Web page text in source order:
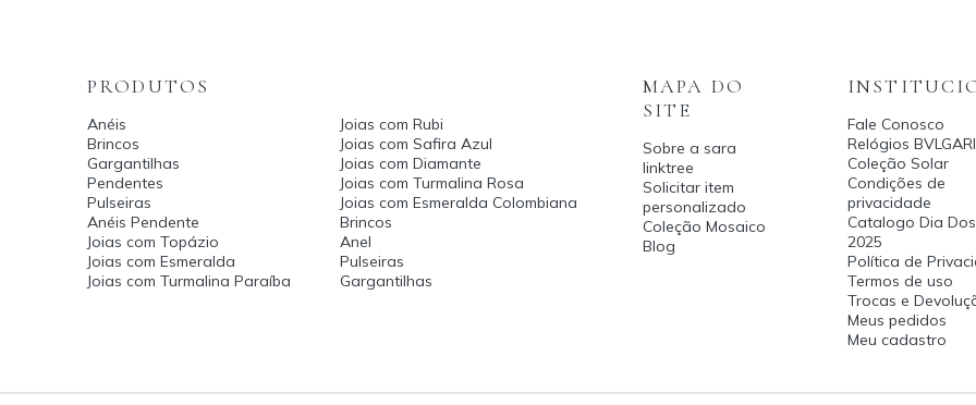
Fale Conosco
Relógios BVLGARI
Coleção Solar
Condições de
privacidade
Catalogo Dia
2025
Política de
Termos de uso
Trocas e
Meus pedidos
Meu cadastro
MAPA DO
SITE
Sobre a sara
linktree
Solicitar item
personalizado
Blog
Coleção Mosaico
PRODUTOS
Anéis
Brincos
Gargantilhas
Pendentes
Pulseiras
Anéis Pendente
Joias com Topázio
Joias com Esmeralda
Joias com Turmalina Paraíba
Joias com Rubi
Joias com Safira Azul
Joias com Diamante
Joias com Turmalina Rosa
Joias com Esmeralda Colombiana
Brincos
Anel
Pulseiras
Gargantilhas